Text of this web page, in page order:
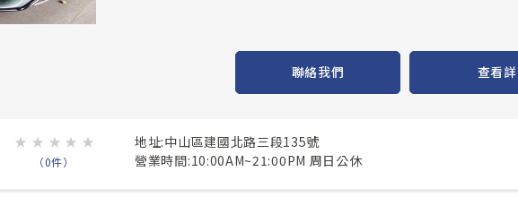
聯絡我們 查看
★ ★ ★ ★ ★
（0件）
地址:中山區建國北路三段135號
營業時間:10:00AM~21:00PM 周日公休